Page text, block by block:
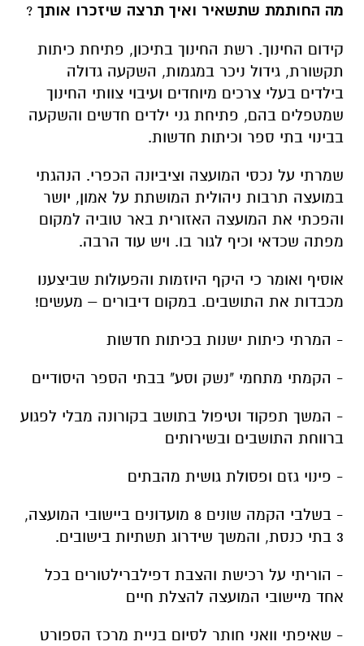
מה החותמת שתשאיר ואיך תרצה שיזכרו אותך ?
קידום החינוך. רשת החינוך בתיכון, פתיחת כיתות
תקשורת, גידול ניכר במגמות, השקעה גדולה
בילדים בעלי צרכים מיוחדים ועיבוי צוותי החינוך
שמטפלים בהם, פתיחת גני ילדים חדשים והשקעה
בבינוי בתי ספר וכיתות חדשות.
שמרתי על נכסי המועצה וציביונה הכפרי. הנהגתי
במועצה תרבות ניהולית המושתת על אמון, יושר
והפכתי את המועצה האזורית באר טוביה למקום
מפתה שכדאי וכיף לגור בו. ויש עוד הרבה.
אוסיף ואומר כי היקף היוזמות והפעולות שביצענו
מכבדות את התושבים. במקום דיבורים – מעשים!
- המרתי כיתות ישנות בכיתות חדשות
- הקמתי מתחמי "נשק וסע" בבתי הספר היסודיים
- המשך תפקוד וטיפול בתושב בקורונה מבלי לפגוע
ברווחת התושבים ובשירותים
- פינוי גזם ופסולת גושית מהבתים
- בשלבי הקמה שונים 8 מועדונים ביישובי המועצה,
3 בתי כנסת, והמשך שידרוג תשתיות בישובים.
- הוריתי על רכישת והצבת דפילברילטורים בכל
אחד מיישובי המועצה להצלת חיים
- שאיפתי וואני חותר לסיום בניית מרכז הספורט